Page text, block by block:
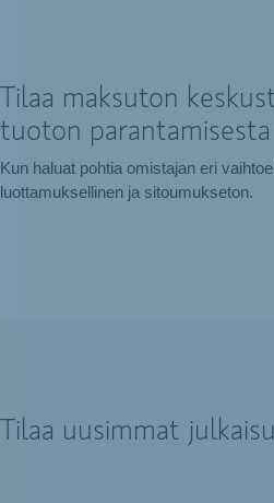
Tilaa maksuton
tuoton
Kun haluat pohtia omistajan eri
luottamuksellinen ja sitoumukseton.
Tilaa uusimmat